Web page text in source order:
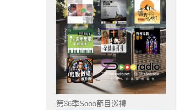
第36季Sooo節目巡禮